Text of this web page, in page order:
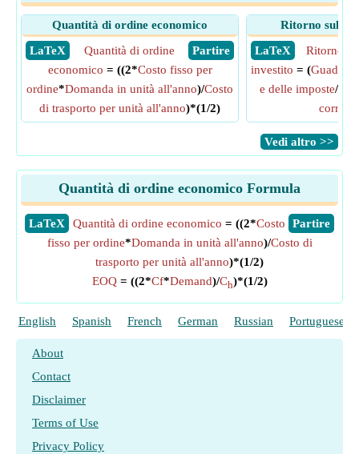
Quantità di ordine economico
​ LaTeX
​ Partire
Quantità di ordine
economico = ((2*Costo fisso per
ordine*Domanda in unità all'anno)/Costo
di trasporto per unità all'anno)*(1/2)
Ritorno sul
​ LaTeX
Ritorno
investito = (
e delle imposte/(
correnti
​Vedi altro >>
Quantità di ordine economico Formula
​LaTeX ​Partire
Quantità di ordine economico = ((2*Costo
fisso per ordine*Domanda in unità all'anno)/Costo di
trasporto per unità all'anno)*(1/2)
EOQ= ((2*Cf*Demand)/Ch)*(1/2)
English Spanish French German Russian Portuguese
About
Contact
Disclaimer
Terms of Use
Privacy Policy